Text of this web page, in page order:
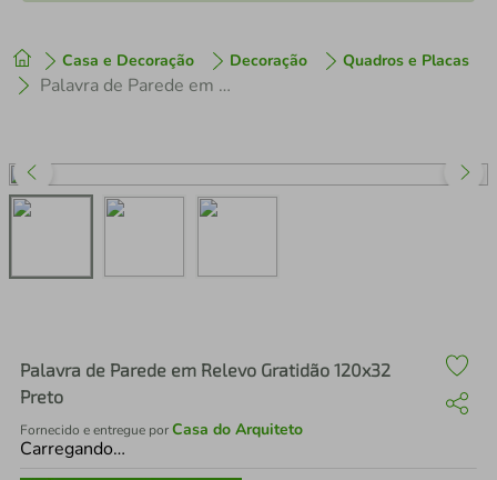
Casa e Decoração Decoração Quadros e Placas
Palavra de Parede em Relevo Gratidão 120x32 Preto
Palavra de Parede em Relevo Gratidão 120x32
Preto
Fornecido e entregue porCasa do Arquiteto
Carregando…
1º tenis
perfume